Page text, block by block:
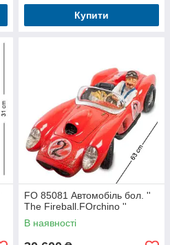
Купити
FO 85081 Автомобіль бол. ''
The Fireball.FOrchino ''
В наявності